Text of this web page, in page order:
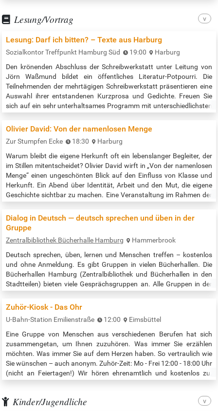
sein.…
Lesung/Vortrag
Lesung: Darf ich bitten? – Texte aus Harburg
Sozialkontor Treffpunkt Hamburg Süd 19:00
Harburg
Den krönenden Abschluss der Schreibwerkstatt unter Leitung von
Jörn Waßmund bildet ein öffentliches Literatur-Potpourri. Die
Teilnehmenden der mehrtägigen Schreibwerkstatt präsentieren eine
Auswahl ihrer entstandenen Kurzprosa und Gedichte. Freuen Sie
sich auf ein sehr unterhaltsames Programm mit unterschiedlichsten
Überraschungen. Eine Veranstaltung im Rahmen der SuedLese
Olivier David: Von der namenlosen Menge
Zur Stumpfen Ecke 18:30
Harburg
Warum bleibt die eigene Herkunft oft ein lebenslanger Begleiter, der
im Stillen mitentscheidet? Olivier David wirft in „Von der namenlosen
Menge“ einen ungeschönten Blick auf den Einfluss von Klasse und
Herkunft. Ein Abend über Identität, Arbeit und den Mut, die eigene
Geschichte sichtbar zu machen. Eine Veranstaltung im Rahmen der
Veranstaltung: 18:30 Uhr Quelle:…
Dialog in Deutsch — deutsch sprechen und üben in der
Gruppe
Zentralbibliothek Bücherhalle Hamburg
Hammerbrook
Deutsch sprechen, üben, lernen und Menschen treffen – kostenlos
und ohne Anmeldung. Es gibt Gruppen in vielen Bücherhallen. Die
Bücherhallen Hamburg (Zentralbibliothek und Bücherhallen in den
Stadtteilen) bieten viele Gesprächsgruppen an. Alle Gruppen in der
library: https://www.buecherhallen.de/zentralbibliothek-dialog-in-
Zuhör-Kiosk - Das Ohr
U-Bahn-Station Emilienstraße 12:00
Eimsbüttel
Eine Gruppe von Menschen aus verschiedenen Berufen hat sich
zusammengetan, um Ihnen zuzuhören. Was immer Sie erzählen
möchten. Was immer Sie auf dem Herzen haben. So vertraulich wie
Sie wünschen – auch anonym. Zuhör-Zeit: Mo - Frei 12:00 - 18:00 Uhr
(nicht an Feiertagen!) Wir hören ehrenamtlich und kostenlos zu.
Zuhörer-Kiosk…
Kinder/Jugendliche